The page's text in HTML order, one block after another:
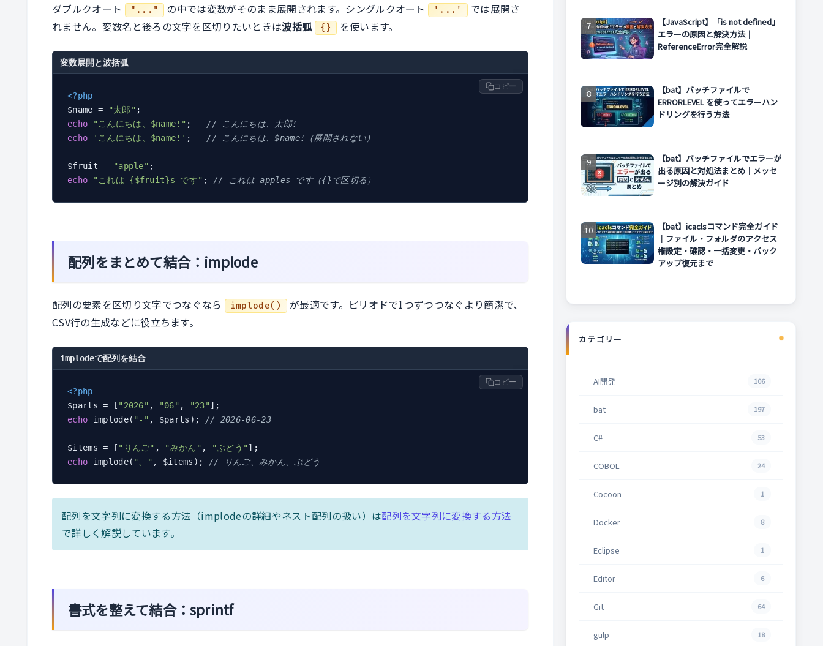
ダブルクオート "..." の中では変数がそのまま展開されます。シングルクオート '...'
では展開さ
れません。変数名と後ろの文字を区切りたいときは波括弧 {} を使います。
変数展開と波括弧
<?php
$name =
"太郎"
echo
"こんにちは、$name!" ; // こんにちは、太郎!
echo
'こんにちは、$name!' ; // こんにちは、$name!（展開されない）
$fruit = "apple"
echo
"これは {$fruit}s です" ; // これは apples です（{}で区切る）
コピー
配列をまとめて結合：implode
配列の要素を区切り文字でつなぐなら implode()
が最適です。ピリオドで1つずつつなぐより簡潔で、
CSV行の生成などに役立ちます。
implodeで配列を結合
<?php
$parts = [ "2026" , "06" , "23"
echo implode( "-" , $parts); // 2026-06-23
$items = [ "りんご" , "みかん" , "ぶどう"
echo implode( "、" , $items); // りんご、みかん、ぶどう
コピー
配列を文字列に変換する方法（implodeの詳細やネスト配列の扱い）は配列を文字列に変換する方法
で詳しく解説しています。
書式を整えて結合：sprintf
【JavaScript】「is not defined」
エラーの原因と解決方法｜
ReferenceError完全解説
【bat】バッチファイルで
ERRORLEVEL を使ってエラーハン
ドリングを行う方法
【bat】バッチファイルでエラーが
出る原因と対処法まとめ｜メッセ
ージ別の解決ガイド
【bat】icaclsコマンド完全ガイド
｜ファイル・フォルダのアクセス
権設定・確認・一括変更・バック
アップ復元まで
カテゴリー
AI開発 106
bat 197
C# 53
COBOL 24
Cocoon 1
Docker 8
Eclipse 1
Editor 6
Git 64
gulp 18